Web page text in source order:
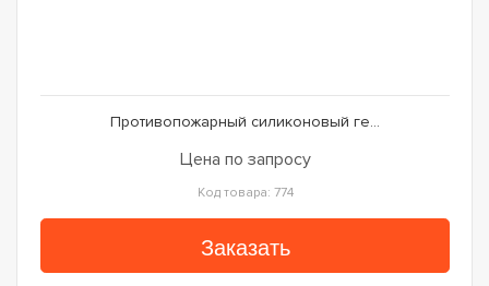
Противопожарный силиконовый ге...
Цена по запросу
Код товара: 774
Заказать